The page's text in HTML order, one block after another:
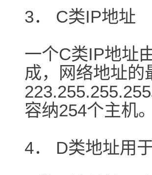
3． C类IP地址
一个C类IP地址
成，网络地址的
容纳254个主机。
4． D类地址用